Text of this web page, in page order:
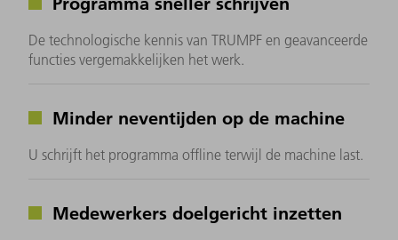
De technologische kennis van TRUMPF en geavanceerde
functies vergemakkelijken het werk.
Minder neventijden op de machine
U schrijft het programma offline terwijl de machine last.
Medewerkers doelgericht inzetten